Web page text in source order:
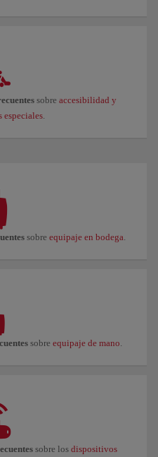
sobre accesibilidad y
especiales
sobre equipaje en bodega
sobre equipaje de mano
sobre los dispositivos